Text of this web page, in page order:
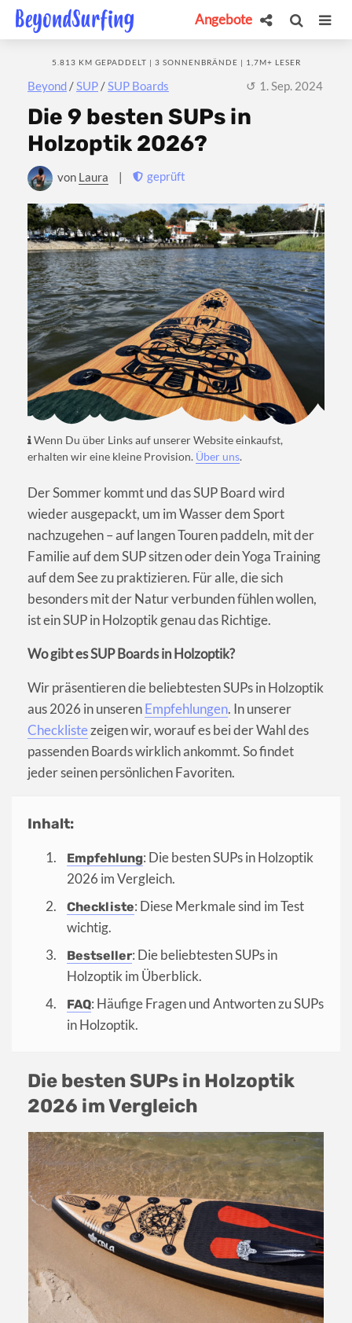
Angebote
Beyond /SUP /SUP Boards
5.813 KM GEPADDELT | 3 SONNENBRÄNDE | 1,7M+ LESER
1. Sep. 2024
Die 9 besten SUPs in
Holzoptik 2026?
von Laura | geprüft
Wenn Du über Links auf unserer Website einkaufst,
erhalten wir eine kleine Provision. Über uns.
Der Sommer kommt und das SUP Board wird
wieder ausgepackt, um im Wasser dem Sport
nachzugehen – auf langen Touren paddeln, mit der
Familie auf dem SUP sitzen oder dein Yoga Training
auf dem See zu praktizieren. Für alle, die sich
besonders mit der Natur verbunden fühlen wollen,
ist ein SUP in Holzoptik genau das Richtige.
Wo gibt es SUP Boards in Holzoptik?
Wir präsentieren die beliebtesten SUPs in Holzoptik
aus 2026 in unserenEmpfehlungen. In unserer
Checklistezeigen wir, worauf es bei der Wahl des
passenden Boards wirklich ankommt. So findet
jeder seinen persönlichen Favoriten.
Inhalt:
Empfehlung: Die besten SUPs in Holzoptik
2026 im Vergleich.
Checkliste: Diese Merkmale sind im Test
wichtig.
Bestseller: Die beliebtesten SUPs in
Holzoptik im Überblick.
FAQ: Häufige Fragen und Antworten zu SUPs
in Holzoptik.
Die besten SUPs in Holzoptik
2026 im Vergleich